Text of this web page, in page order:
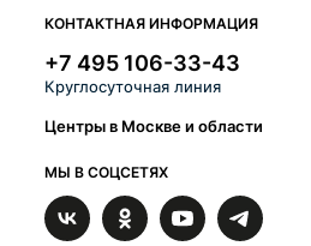
Tunga
КОНТАКТНАЯ ИНФОРМАЦИЯ
+7 495 106-33-43
Круглосуточная линия
Центры в Москве и области
МЫ В СОЦСЕТЯХ